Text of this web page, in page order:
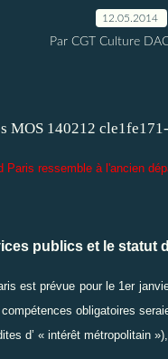
12.05.2014
Par CGT Culture
Paris ressemble à l'ancien
publics et le
est prévue pour le 1er
obligatoires
d’ « intérêt métropolitain